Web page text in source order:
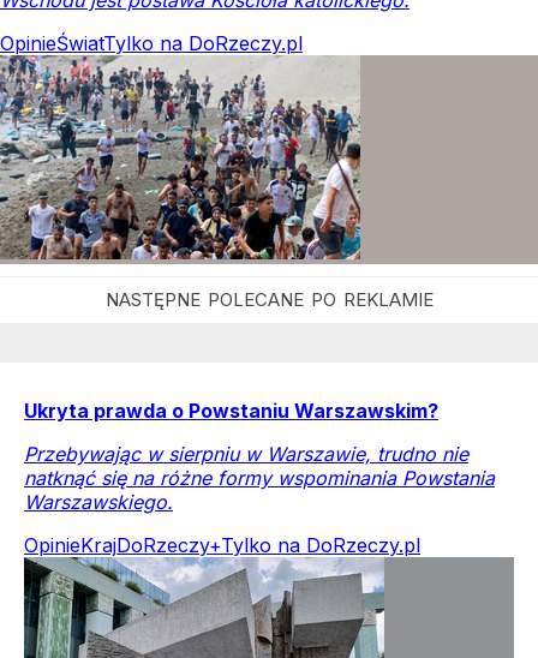
OpinieŚwiatTylko na DoRzeczy.pl
Ukryta prawda o Powstaniu Warszawskim?
Przebywając w sierpniu w Warszawie, trudno nie
natknąć się na różne formy wspominania Powstania
Warszawskiego.
OpinieKrajDoRzeczy+Tylko na DoRzeczy.pl